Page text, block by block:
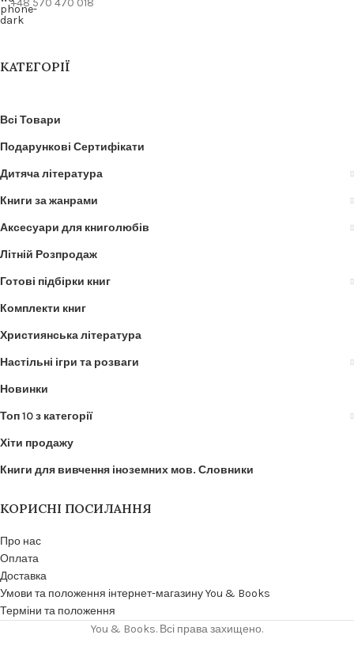
КАТЕГОРІЇ
Всі Товари
Подарункові Сертифікати
Дитяча література
Книги за жанрами
Аксесуари для книголюбів
Літній Розпродаж
Готові підбірки книг
Комплекти книг
Християнська література
Настільні ігри та розваги
Новинки
Топ 10 з категорії
Хіти продажу
Книги для вивчення іноземних мов. Словники
КОРИСНІ ПОСИЛАННЯ
Про нас
Оплата
Доставка
Умови та положення інтернет-магазину You & Books
Терміни та положення
You & Books. Всі права захищено.